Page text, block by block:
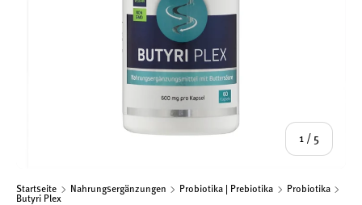
1 / von
5
Startseite Nahrungsergänzungen Probiotika | Prebiotika
Probiotika
Butyri Plex